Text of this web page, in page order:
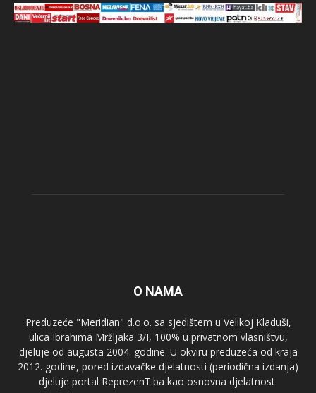
O NAMA
Preduzeće "Meridian" d.o.o. sa sjedištem u Velikoj Kladuši,
ulica Ibrahima Mržljaka 3/I, 100% u privatnom vlasništvu,
djeluje od augusta 2004. godine. U okviru preduzeća od kraja
2012. godine, pored izdavačke djelatnosti (periodična izdanja)
djeluje portal ReprezenT.ba kao osnovna djelatnost.